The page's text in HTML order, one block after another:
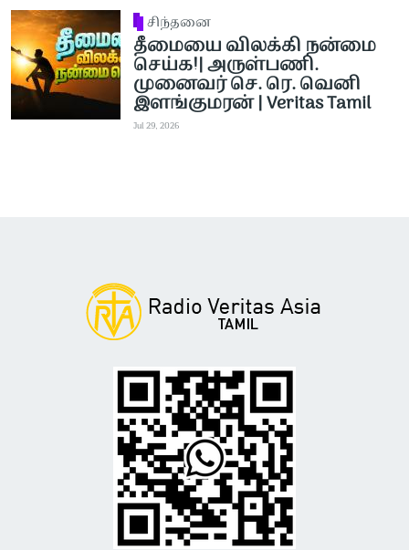
சிந்தனை
தீமையை விலக்கி நன்மை
செய்க!| அருள்பணி.
முனைவர் செ. ரெ. வெனி
இளங்குமரன் | Veritas Tamil
Jul 29, 2026